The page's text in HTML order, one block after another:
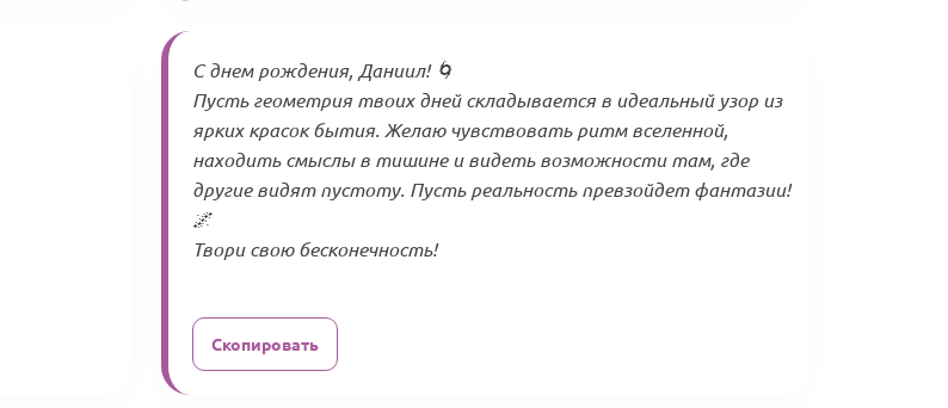
С днем рождения, Даниил! 🌀
Пусть геометрия твоих дней складывается в идеальный узор из
ярких красок бытия. Желаю чувствовать ритм вселенной,
находить смыслы в тишине и видеть возможности там, где
другие видят пустоту. Пусть реальность превзойдет фантазии!
🌌
Твори свою бесконечность!
Скопировать